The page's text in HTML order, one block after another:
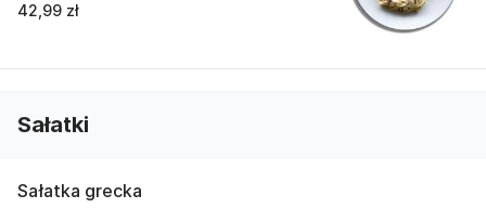
42,99 zł
Sałatki
Sałatka grecka